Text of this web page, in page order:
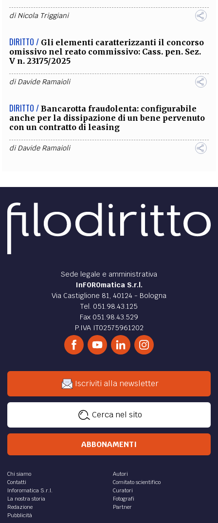
diNicola Triggiani
DIRITTO / Gli elementi caratterizzanti il concorso
omissivo nel reato commissivo: Cass. pen. Sez.
V n. 23175/2025
diDavide Ramaioli
DIRITTO / Bancarotta fraudolenta: configurabile
anche per la dissipazione di un bene pervenuto
con un contratto di leasing
diDavide Ramaioli
Sede legale e amministrativa
InFOROmatica S.r.l.
Via Castiglione 81, 40124 - Bologna
Tel. 051.98.43.125
Fax 051.98.43.529
P.IVA IT02575961202
Iscriviti alla newsletter
Cerca nel sito
ABBONAMENTI
Chi siamo
Contatti
Inforomatica S.r.l.
La nostra storia
Redazione
Pubblicità
Autori
Comitato scientifico
Curatori
Fotografi
Partner